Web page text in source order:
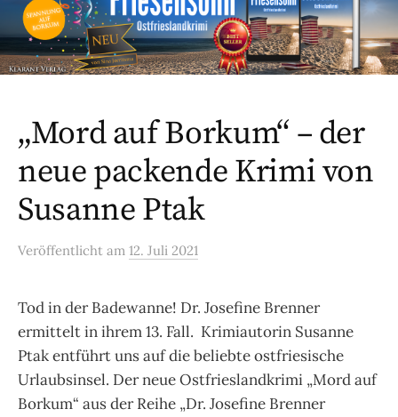
„Mord auf Borkum“ – der
neue packende Krimi von
Susanne Ptak
Veröffentlicht am 12. Juli 2021
Tod in der Badewanne! Dr. Josefine Brenner
ermittelt in ihrem 13. Fall. Krimiautorin Susanne
Ptak entführt uns auf die beliebte ostfriesische
Urlaubsinsel. Der neue Ostfrieslandkrimi „Mord auf
Borkum“ aus der Reihe „Dr. Josefine Brenner